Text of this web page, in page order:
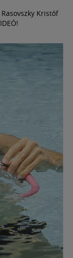
Kristóf